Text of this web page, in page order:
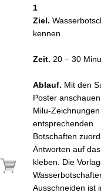
1
Ziel.
kennen
Zeit. 20 – 30
Ablauf. Mit den
Poster
Milu-
entsprechenden
Botschaften
Antworten auf
kleben. Die
Ausschneiden ist